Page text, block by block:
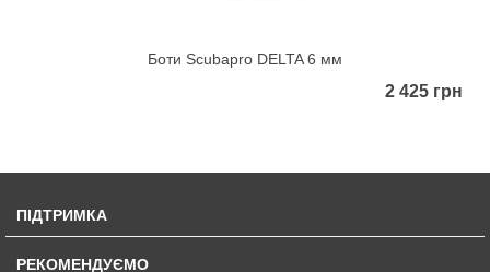
Боти Scubapro DELTA 6 мм
2 425 грн
ПІДТРИМКА
РЕКОМЕНДУЄМО